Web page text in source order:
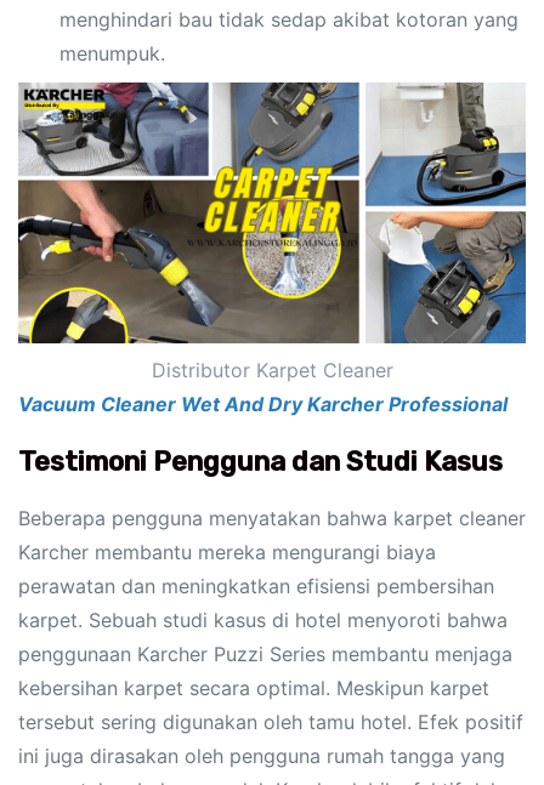
menghindari bau tidak sedap akibat kotoran yang
menumpuk.
Distributor Karpet Cleaner
Vacuum Cleaner Wet And Dry Karcher Professional
Testimoni Pengguna dan Studi Kasus
Beberapa pengguna menyatakan bahwa karpet cleaner
Karcher membantu mereka mengurangi biaya
perawatan dan meningkatkan efisiensi pembersihan
karpet. Sebuah studi kasus di hotel menyoroti bahwa
penggunaan Karcher Puzzi Series membantu menjaga
kebersihan karpet secara optimal. Meskipun karpet
tersebut sering digunakan oleh tamu hotel. Efek positif
ini juga dirasakan oleh pengguna rumah tangga yang